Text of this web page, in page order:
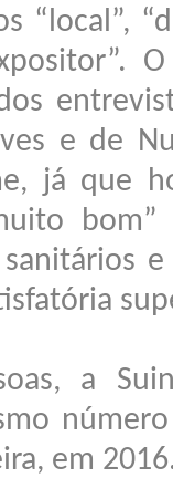
“local”,
e de
já que
bom”
sanitários
a
em